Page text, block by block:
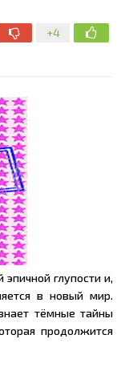
+4
глупости и,
в новый мир.
тёмные тайны
продолжится